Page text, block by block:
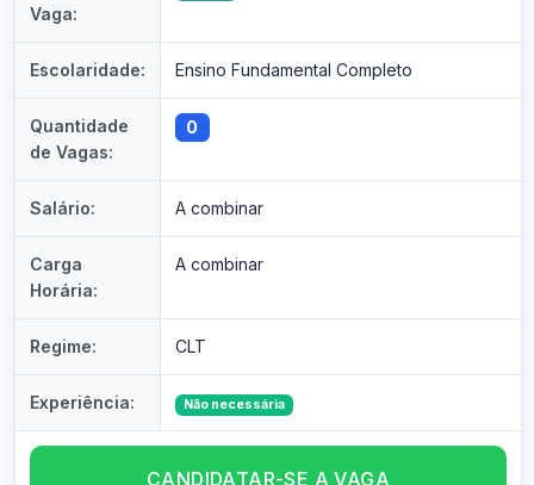
Vaga:
Escolaridade: Ensino Fundamental Completo
Quantidade
de Vagas:
0
Salário: A combinar
Carga
Horária:
A combinar
Regime: CLT
Experiência: Não necessária
CANDIDATAR-SE A VAGA